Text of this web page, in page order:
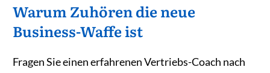
Warum Zuhören die neue
Business-Waffe ist
Fragen Sie einen erfahrenen Vertriebs-Coach nach